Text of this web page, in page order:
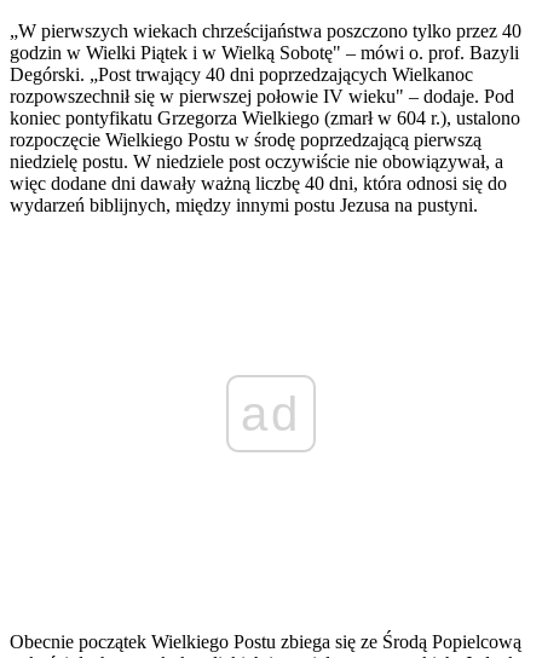
„W pierwszych wiekach chrześcijaństwa poszczono tylko przez 40
godzin w Wielki Piątek i w Wielką Sobotę" – mówi o. prof. Bazyli
Degórski. „Post trwający 40 dni poprzedzających Wielkanoc
rozpowszechnił się w pierwszej połowie IV wieku" – dodaje. Pod
koniec pontyfikatu Grzegorza Wielkiego (zmarł w 604 r.), ustalono
rozpoczęcie Wielkiego Postu w środę poprzedzającą pierwszą
niedzielę postu. W niedziele post oczywiście nie obowiązywał, a
więc dodane dni dawały ważną liczbę 40 dni, która odnosi się do
wydarzeń biblijnych, między innymi postu Jezusa na pustyni.
ad
Obecnie początek Wielkiego Postu zbiega się ze Środą Popielcową